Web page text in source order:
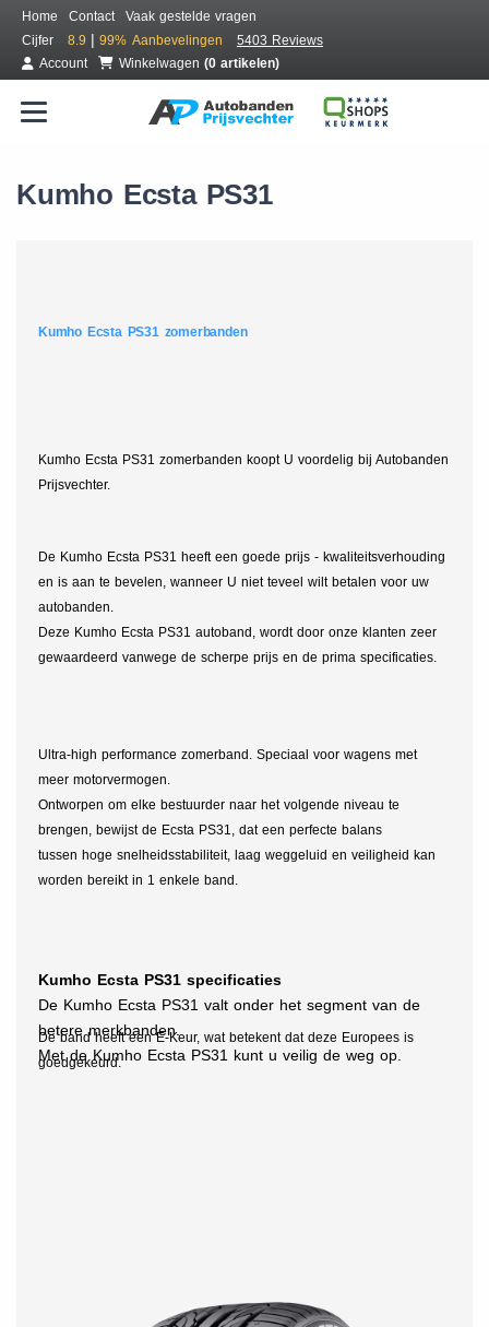
Home Contact
Vaak gestelde vragen
Cijfer
8.9 | 99% Aanbevelingen
5403 Reviews
Account
Winkelwagen (0 artikelen)
Kumho Ecsta PS31
Kumho Ecsta PS31 zomerbanden
Kumho Ecsta PS31 zomerbanden koopt U voordelig bij Autobanden
Prijsvechter.
De Kumho Ecsta PS31 heeft een goede prijs - kwaliteitsverhouding
en is aan te bevelen, wanneer U niet teveel wilt betalen voor uw
autobanden.
Deze Kumho Ecsta PS31 autoband, wordt door onze klanten zeer
gewaardeerd vanwege de scherpe prijs en de prima specificaties.
Ultra-high performance zomerband. Speciaal voor wagens met
meer motorvermogen.
Ontworpen om elke bestuurder naar het volgende niveau te
brengen, bewijst de Ecsta PS31, dat een perfecte balans
tussen hoge snelheidsstabiliteit, laag weggeluid en veiligheid kan
worden bereikt in 1 enkele band.
Kumho Ecsta PS31 specificaties
De Kumho Ecsta PS31 valt onder het segment van de
betere merkbanden.
Met de Kumho Ecsta PS31 kunt u veilig de weg op.
De band heeft een E-Keur, wat betekent dat deze Europees is
goedgekeurd.